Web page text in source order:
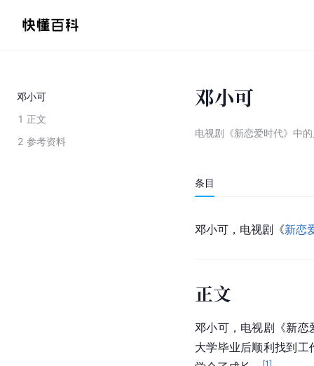
邓小可
1 正文
2 参考资料
邓小可
电视剧《新恋爱时代》中
条目
邓小可，电视剧《新恋
正文
邓小可，电视剧《新恋
大学毕业后顺利找到
[1]